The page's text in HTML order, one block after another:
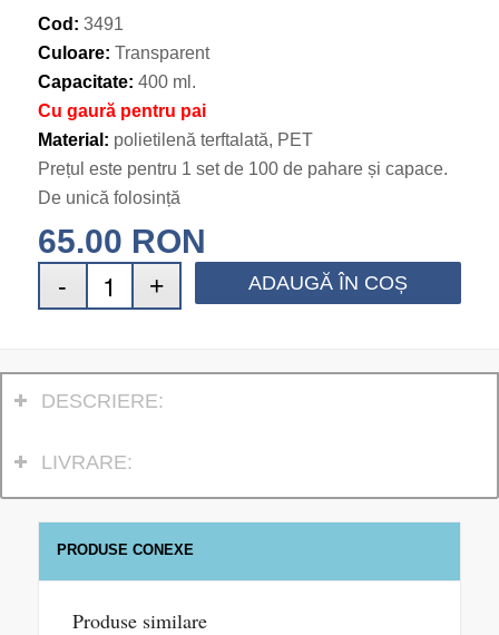
Cod: 3491
Culoare: Transparent
Capacitate: 400 ml.
Cu gaură pentru pai
Material: polietilenă terftalată, PET
Prețul este pentru 1 set de 100 de pahare și capace.
De unică folosință
65.00 RON
ADAUGĂ ÎN COȘ
DESCRIERE:
LIVRARE:
PRODUSE CONEXE
Produse similare